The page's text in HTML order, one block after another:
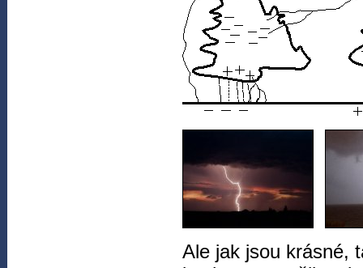
Ale jak jsou krásné,